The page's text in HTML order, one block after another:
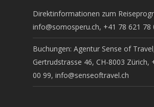
Direktinformationen zum
info@somosperu.ch, +41 78 621 78
Buchungen: Agentur Sense of
Gertrudstrasse 46, CH-8003 Zürich,
00 99, info@senseoftravel.ch